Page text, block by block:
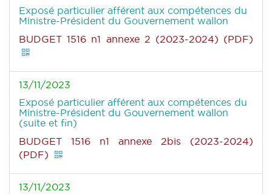
Exposé particulier afférent aux compétences du
Ministre-Président du Gouvernement wallon
BUDGET 1516 n1 annexe 2 (2023-2024) (PDF)
13/11/2023
Exposé particulier afférent aux compétences du
Ministre-Président du Gouvernement wallon
(suite et fin)
BUDGET 1516 n1 annexe 2bis (2023-2024)
(PDF)
13/11/2023